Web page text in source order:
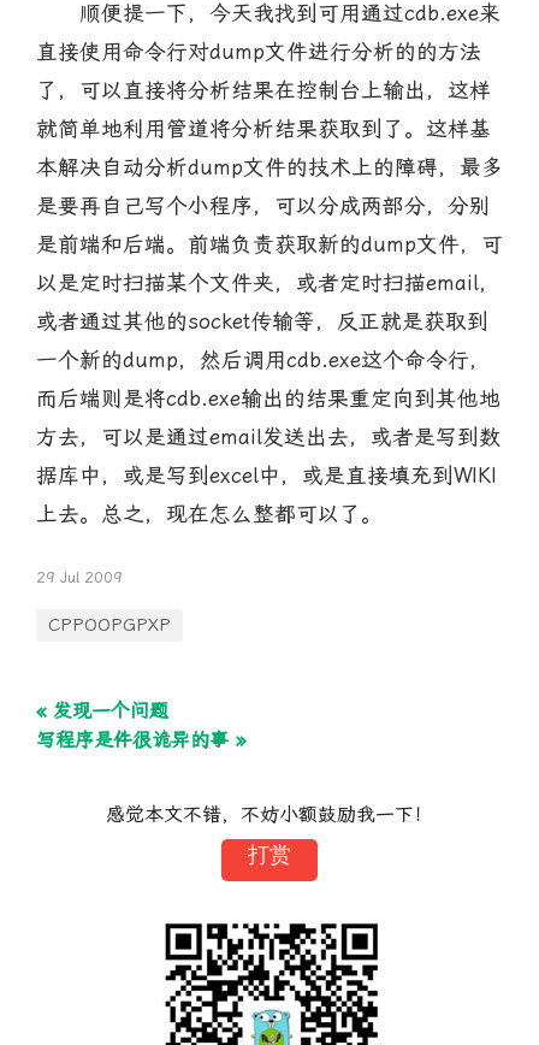
顺便提一下，今天我找到可用通过cdb.exe来
直接使用命令行对dump文件进行分析的的方法
了，可以直接将分析结果在控制台上输出，这样
就简单地利用管道将分析结果获取到了。这样基
本解决自动分析dump文件的技术上的障碍，最多
是要再自己写个小程序，可以分成两部分，分别
是前端和后端。前端负责获取新的dump文件，可
以是定时扫描某个文件夹，或者定时扫描email，
或者通过其他的socket传输等，反正就是获取到
一个新的dump，然后调用cdb.exe这个命令行，
而后端则是将cdb.exe输出的结果重定向到其他地
方去，可以是通过email发送出去，或者是写到数
据库中，或是写到excel中，或是直接填充到WIKI
上去。总之，现在怎么整都可以了。
29 Jul 2009
CPPOOPGPXP
« 发现一个问题
写程序是件很诡异的事 »
感觉本文不错，不妨小额鼓励我一下！
打赏